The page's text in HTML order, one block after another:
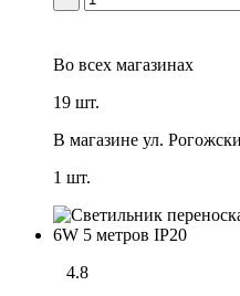
Во всех магазинах
19 шт.
В магазине ул.
1 шт.
4.8